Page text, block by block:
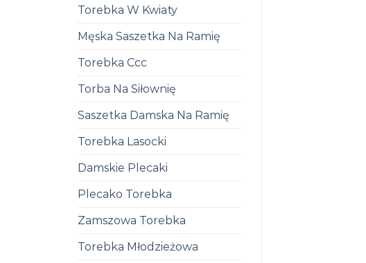
Torebka W Kwiaty
Męska Saszetka Na Ramię
Torebka Ccc
Torba Na Siłownię
Saszetka Damska Na Ramię
Torebka Lasocki
Damskie Plecaki
Plecako Torebka
Zamszowa Torebka
Torebka Młodzieżowa